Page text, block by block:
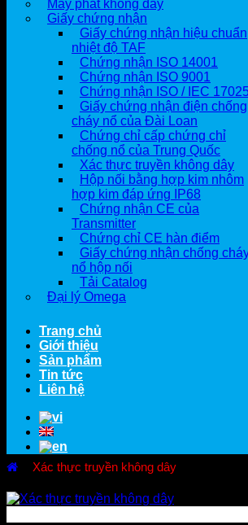
Máy phát không dây
Giấy chứng nhận
Giấy chứng nhận hiệu chuẩn
nhiệt độ TAF
Chứng nhận ISO 14001
Chứng nhận ISO 9001
Chứng nhận ISO / IEC
Giấy chứng nhận điện chống
cháy nổ của Đài Loan
Chứng chỉ cấp chứng chỉ
chống nổ của Trung Quốc
Xác thực truyền không dây
Hộp nối bằng hợp kim nhôm
hợp kim đáp ứng IP68
Chứng nhận CE của
Transmitter
Chứng chỉ CE hàn điểm
Giấy chứng nhận chống
nổ hộp nối
Tải Catalog
Đại lý Omega
Trang chủ
Giới thiệu
Sản phẩm
Tin tức
Liên hệ
Xác thực truyền không dây